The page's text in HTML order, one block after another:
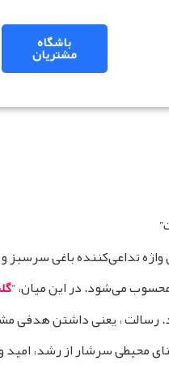
باشگاه
مشتریان
واژه تداعی‌کننده باغی
می‌شود. در این میان، “
رسالت ، یعنی داشتن
محیطی سرشار از رشد،